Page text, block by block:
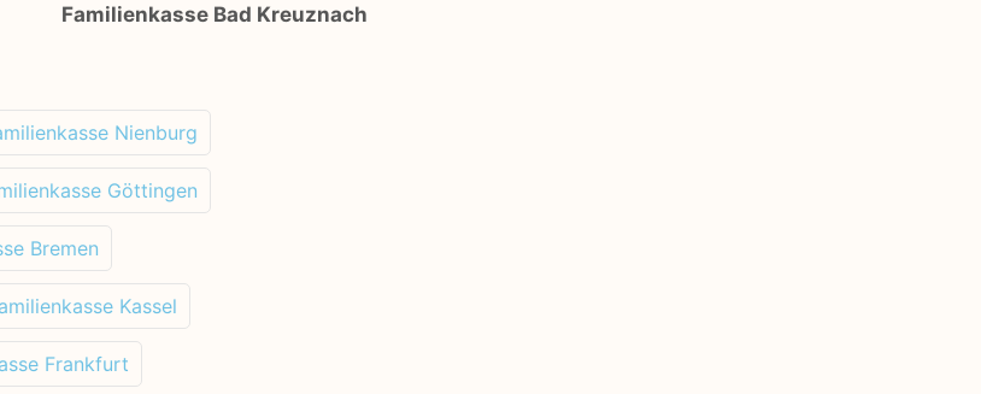
Familienkasse Bad Kreuznach
Nienburg
Göttingen
Bremen
Kassel
Frankfurt